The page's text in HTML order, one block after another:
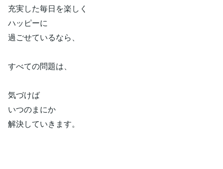
充実した毎日を楽しく
ハッピーに
過ごせているなら、
すべての問題は、
気づけば
いつのまにか
解決していきます。